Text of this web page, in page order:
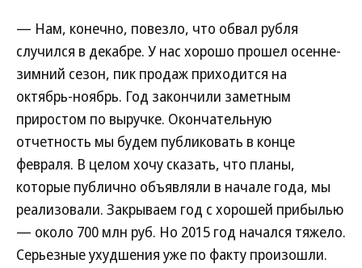
— Нам, конечно, повезло, что обвал рубля
случился в декабре. У нас хорошо прошел осенне-
зимний сезон, пик продаж приходится на
октябрь-ноябрь. Год закончили заметным
приростом по выручке. Окончательную
отчетность мы будем публиковать в конце
февраля. В целом хочу сказать, что планы,
которые публично объявляли в начале года, мы
реализовали. Закрываем год с хорошей прибылью
— около 700 млн руб. Но 2015 год начался тяжело.
Серьезные ухудшения уже по факту произошли.